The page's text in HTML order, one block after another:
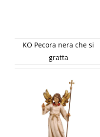
KO Pecora nera che si
gratta